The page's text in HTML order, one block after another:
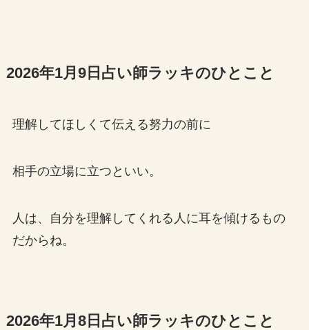
2026年1月9日占い師ラッキのひとこと
理解してほしくて伝える努力の前に
相手の立場に立つといい。
人は、自分を理解してくれる人に耳を傾けるもの
だからね。
2026年1月8日占い師ラッキのひとこと